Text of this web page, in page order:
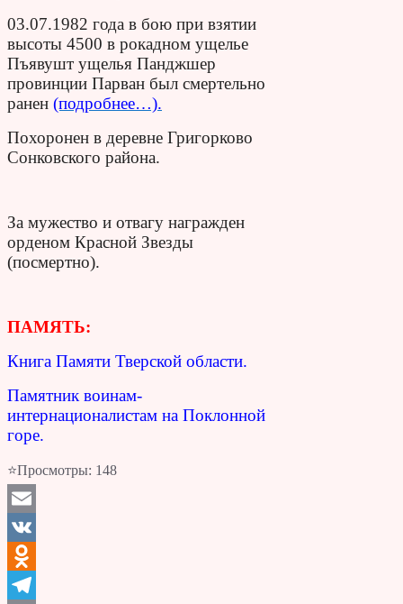
03.07.1982 года в бою при взятии
высоты 4500 в рокадном ущелье
Пъявушт ущелья Панджшер
провинции Парван был смертельно
ранен (подробнее…).
Похоронен в деревне Григорково
Сонковского района.
За мужество и отвагу награжден
орденом Красной Звезды
(посмертно).
ПАМЯТЬ:
Книга Памяти Тверской области.
Памятник воинам-
интернационалистам на Поклонной
горе.
⭐Просмотры: 148
Email
VK
Odnoklassniki